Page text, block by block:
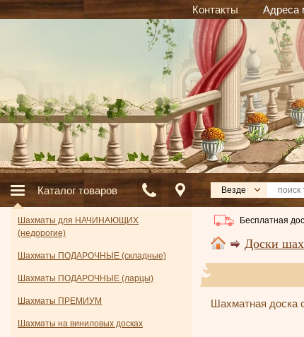
Контакты Адреса
Каталог товаров Везде
Бесплатная
Доски
Шахматная доска
Шахматы для НАЧИНАЮЩИХ
(недорогие)
Шахматы ПОДАРОЧНЫЕ (складные)
Шахматы ПОДАРОЧНЫЕ (ларцы)
Шахматы ПРЕМИУМ
Шахматы на виниловых досках